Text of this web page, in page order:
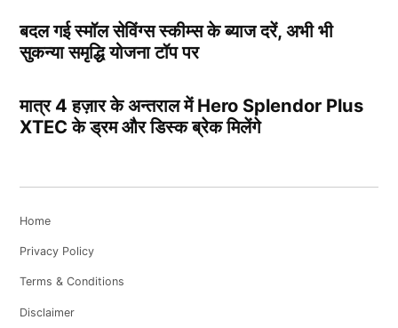
बदल गई स्मॉल सेविंग्स स्कीम्स के ब्याज दरें, अभी भी
सुकन्या समृद्धि योजना टॉप पर
मात्र 4 हज़ार के अन्तराल में Hero Splendor Plus
XTEC के ड्रम और डिस्क ब्रेक मिलेंगे
Home
Privacy Policy
Terms & Conditions
Disclaimer